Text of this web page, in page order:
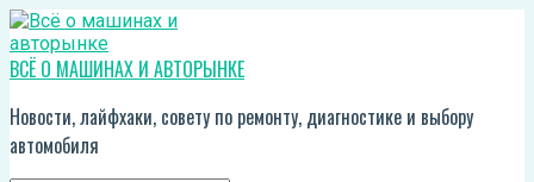
Перейти
к
контенту
ВСЁ О МАШИНАХ И АВТОРЫНКЕ
Новости, лайфхаки, совету по ремонту, диагностике и выбору
автомобиля